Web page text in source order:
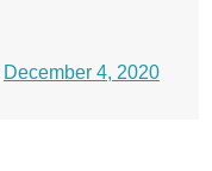
December 4, 2020